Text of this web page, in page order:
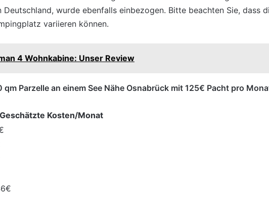
wurde ebenfalls einbezogen. Bitte beachten Sie, dass
variieren können.
4 Wohnkabine: Unser Review
Parzelle an einem See Nähe Osnabrück mit 125€ Pacht pro
Geschätzte Kosten/Monat